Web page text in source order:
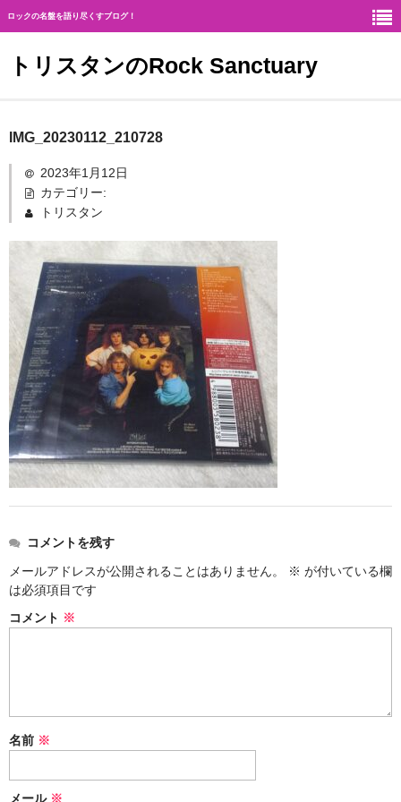
ロックの名盤を語り尽くすブログ！
トリスタンのRock Sanctuary
ハード・ロック
ギタリスト
北欧メタル
メロディアス・ロック
ヘヴィ・メタル
ジャーマン・メタル
アメリカン・メタル
ブリティッシュ・ロック
日本のプログレ
ジャパニーズ
メンバー
IMG_20230112_210728
2023年1月12日
カテゴリー:
トリスタン
コメントを残す
メールアドレスが公開されることはありません。
※ が付いている欄
は必須項目です
コメント ※
名前 ※
メール ※